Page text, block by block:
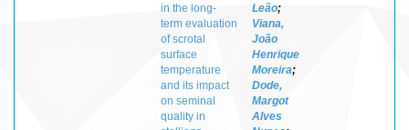
in the long-
term evaluation
of scrotal
surface
temperature
and its impact
on seminal
quality in
Leão;
Viana,
João
Henrique
Moreira;
Dode,
Margot
Alves